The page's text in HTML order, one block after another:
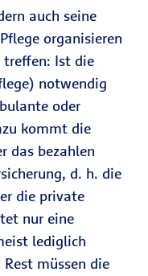
auch seine
organisieren
treffen: Ist die
notwendig
oder
kommt die
das bezahlen
d. h. die
die private
nur eine
lediglich
müssen die